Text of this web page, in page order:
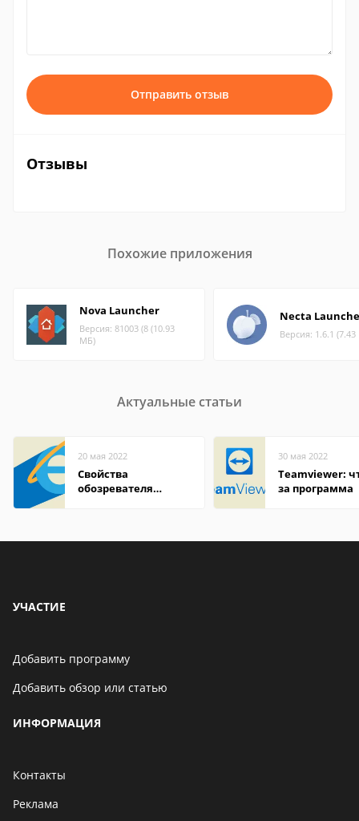
Отправить отзыв
Отзывы
Похожие приложения
Nova Launcher
Версия: 81003 (8 (10.93
МБ)
Necta
Версия: 1.6.1
Актуальные статьи
20 мая 2022
Свойства
обозревателя
30 мая 2022
Teamviewer:
за программа
УЧАСТИЕ
Добавить программу
Добавить обзор или статью
ИНФОРМАЦИЯ
Контакты
Реклама